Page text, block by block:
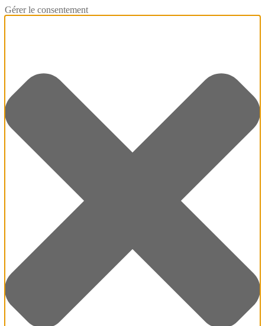
Gérer le consentement